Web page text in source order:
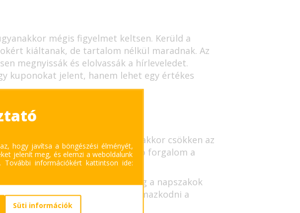
mégis figyelmet keltsen. Kerüld a
kiáltanak, de tartalom nélkül maradnak. Az
megnyissák és elolvassák a hírleveledet.
kuponokat jelent, hanem lehet egy értékes
csúcsidőszakban érkezik, akkor csökken az
mikor van a legkevesebb forgalom a
a kedd és a csütörtök, míg a napszakok
az adatokat, de mindig alkalmazkodni a
hogy javítsa a böngészési élményét,
jelenít meg, és elemzi a weboldalunk
További információkért kattintson ide:
Süti információk